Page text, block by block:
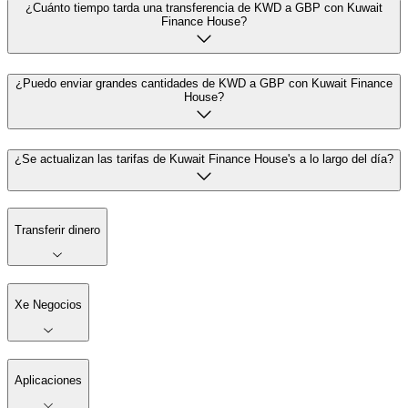
¿Cuánto tiempo tarda una transferencia de KWD a GBP con Kuwait
Finance House?
¿Puedo enviar grandes cantidades de KWD a GBP con Kuwait Finance
House?
¿Se actualizan las tarifas de Kuwait Finance House's a lo largo del día?
Transferir dinero
Xe Negocios
Aplicaciones